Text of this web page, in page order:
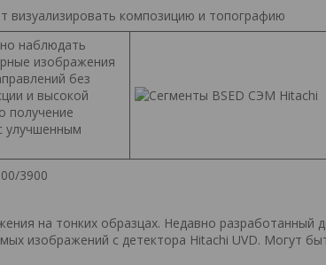
визуализировать композицию и топографию
наблюдать
изображения
без
и высокой
получение
улучшенным
на тонких образцах. Недавно разработанный
изображений с детектора Hitachi UVD. Могут